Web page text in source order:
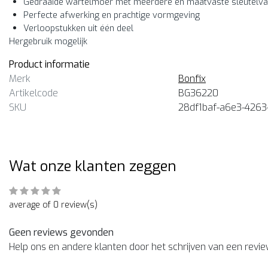
Perfecte afwerking en prachtige vormgeving
Verloopstukken uit één deel
Hergebruik mogelijk
Product informatie
Merk
Bonfix
Artikelcode
BG36220
SKU
28df1baf-a6e3-
Wat onze klanten zeggen
average of 0 review(s)
Geen reviews gevonden
Help ons en andere klanten door het schrijven van een